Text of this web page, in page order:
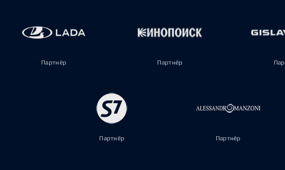
Партнёр Партнёр
Партнёр Партнёр